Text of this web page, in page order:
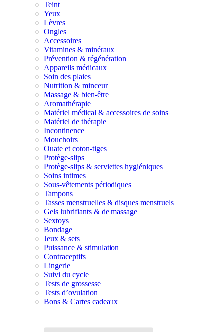
Teint
Yeux
Lèvres
Ongles
Accessoires
Vitamines & minéraux
Prévention & régénération
Appareils médicaux
Soin des plaies
Nutrition & minceur
Massage & bien-être
Aromathérapie
Matériel médical & accessoires de soins
Matériel de thérapie
Incontinence
Mouchoirs
Ouate et coton-tiges
Protège-slips
Protège-slips & serviettes hygiéniques
Soins intimes
Sous-vêtements périodiques
Tampons
Tasses menstruelles & disques menstruels
Gels lubrifiants & de massage
Sextoys
Bondage
Jeux & sets
Puissance & stimulation
Contraceptifs
Lingerie
Suivi du cycle
Tests de grossesse
Tests d’ovulation
Bons & Cartes cadeaux